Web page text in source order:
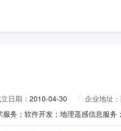
日期： 2010-04-30 企业地址：